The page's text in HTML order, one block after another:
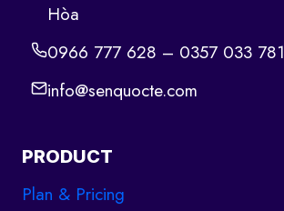
Hòa
0966 777 628 – 0357 033 781
info@senquocte.com
PRODUCT
Plan & Pricing